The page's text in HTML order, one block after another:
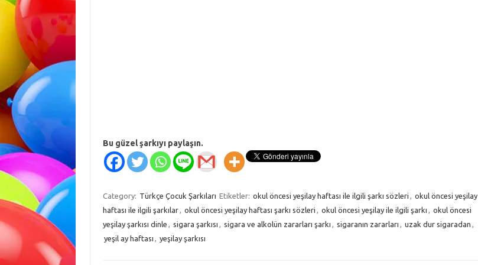
Bu güzel şarkıyı paylaşın.
Category: Türkçe Çocuk Şarkıları Etiketler: okul öncesi yeşilay haftası ile ilgili şarkı sözleri , okul öncesi yeşilay
haftası ile ilgili şarkılar, okul öncesi yeşilay haftası şarkı sözleri , okul öncesi yeşilay ile ilgili şarkı , okul öncesi
yeşilay şarkısı dinle , sigara şarkısı , sigara ve alkolün zararları şarkı , sigaranın zararları , uzak dur sigaradan ,
yeşil ay haftası , yeşilay şarkısı